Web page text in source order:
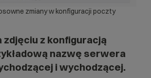
zmiany w konfiguracji poczty
zdjęciu z konfiguracją
nazwę serwera
i wychodzącej.